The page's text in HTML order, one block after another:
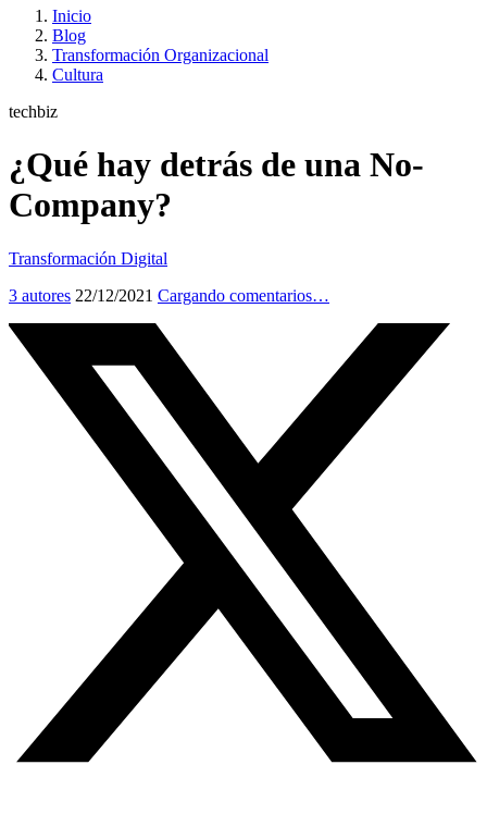
Inicio
Blog
Transformación Organizacional
Cultura
techbiz
¿Qué hay detrás de una No-
Company?
Transformación Digital
3 autores 22/12/2021 Cargando comentarios…